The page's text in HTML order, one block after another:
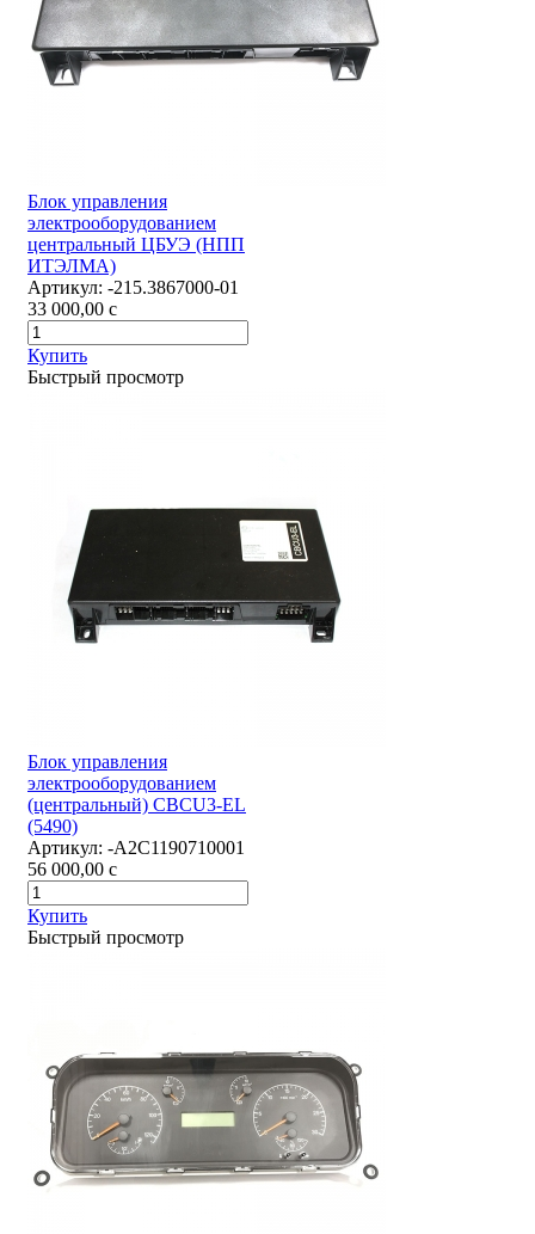
Блок управления
электрооборудованием
центральный ЦБУЭ (НПП
ИТЭЛМА)
Артикул: -215.3867000-01
33 000,00 c
Купить
Быстрый просмотр
Блок управления
электрооборудованием
(центральный) CBCU3-EL
(5490)
Артикул: -А2С1190710001
56 000,00 c
Купить
Быстрый просмотр